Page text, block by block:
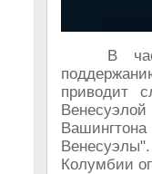
В
приводит
Колумбии